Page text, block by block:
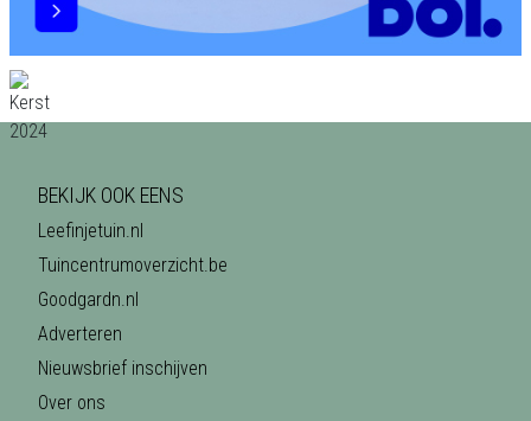
BEKIJK OOK EENS
Leefinjetuin.nl
Tuincentrumoverzicht.be
Goodgardn.nl
Adverteren
Nieuwsbrief inschijven
Over ons